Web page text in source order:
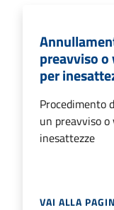
preavviso
per
Procedimento
un preavviso
inesattezze
VAI ALLA